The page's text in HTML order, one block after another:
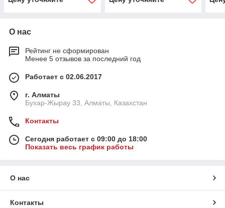
О нас
Рейтинг не сформирован
Менее 5 отзывов за последний год
Работает с 02.06.2017
г. Алматы
Бухар-Жырау 33, Алматы, Казахстан
Контакты
Сегодня работает с 09:00 до 18:00
Показать весь график работы
О нас
Контакты